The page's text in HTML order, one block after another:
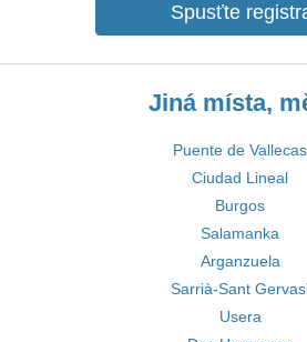
Spusťte
Jiná místa,
Puente de Vallecas
Ciudad Lineal
Burgos
Salamanka
Arganzuela
Sarrià-Sant
Usera